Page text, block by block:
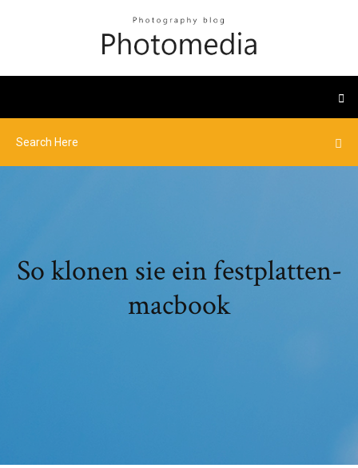
So klonen sie ein festplatten-
macbook